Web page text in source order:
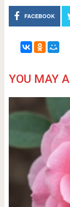
FACEBOOK
YOU MAY